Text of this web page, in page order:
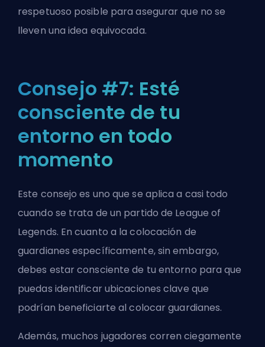
respetuoso posible para asegurar que no se
lleven una idea equivocada.
Consejo #7: Esté
consciente de tu
entorno en todo
momento
Este consejo es uno que se aplica a casi todo
cuando se trata de un partido de League of
Legends. En cuanto a la colocación de
guardianes específicamente, sin embargo,
debes estar consciente de tu entorno para que
puedas identificar ubicaciones clave que
podrían beneficiarte al colocar guardianes.
Además, muchos jugadores corren ciegamente